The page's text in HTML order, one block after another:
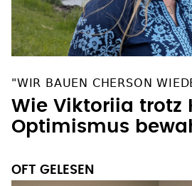
"WIR BAUEN CHERSON
Wie Viktoriia trotz
Optimismus
OFT GELESEN